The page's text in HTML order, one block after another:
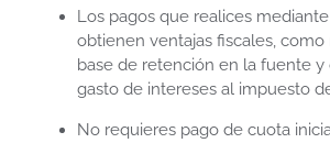
Los pagos que realices
obtienen ventajas fiscales,
base de retención en la fuente
gasto de intereses al impuesto
No requieres pago de cuota